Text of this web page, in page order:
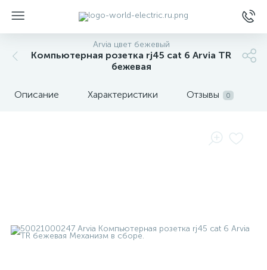
Arvia цвет бежевый
Компьютерная розетка rj45 cat 6 Arvia TR
бежевая
Описание Характеристики Отзывы 0